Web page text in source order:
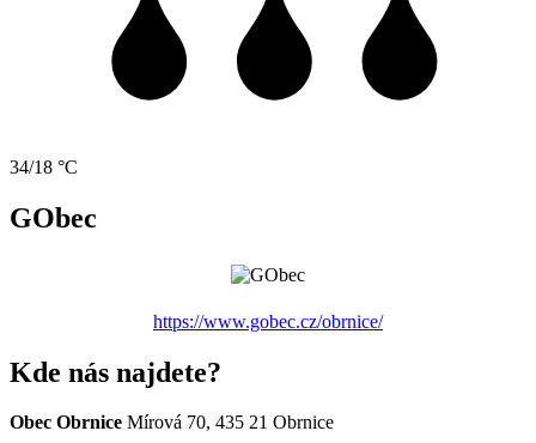
34/18 °C
GObec
https://www.gobec.cz/obrnice/
Kde nás najdete?
Obec Obrnice Mírová 70, 435 21 Obrnice